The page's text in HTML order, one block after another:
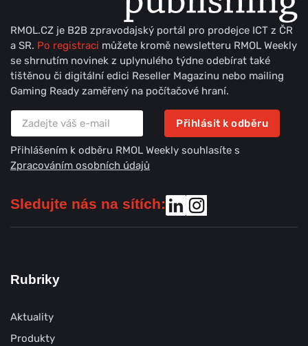
RMOL.CZ je B2B zpravodajský portál pro prodejce ICT z ČR
a SR. Po registraci můžete kromě newsletteru RMOL Weekly
se shrnutím novinek z uplynulého týdne odebírat také
tištěnou či digitální edici Reseller Magazinu nebo mailing
Gaming Ready zaměřený na počítačové hraní.
Přihlásit k odběru
Přihlášením k odběru RMOL Weekly souhlasíte s
Zpracováním osobních údajů
Sledujte nás na sítích:
Rubriky
Aktuality
Produkty